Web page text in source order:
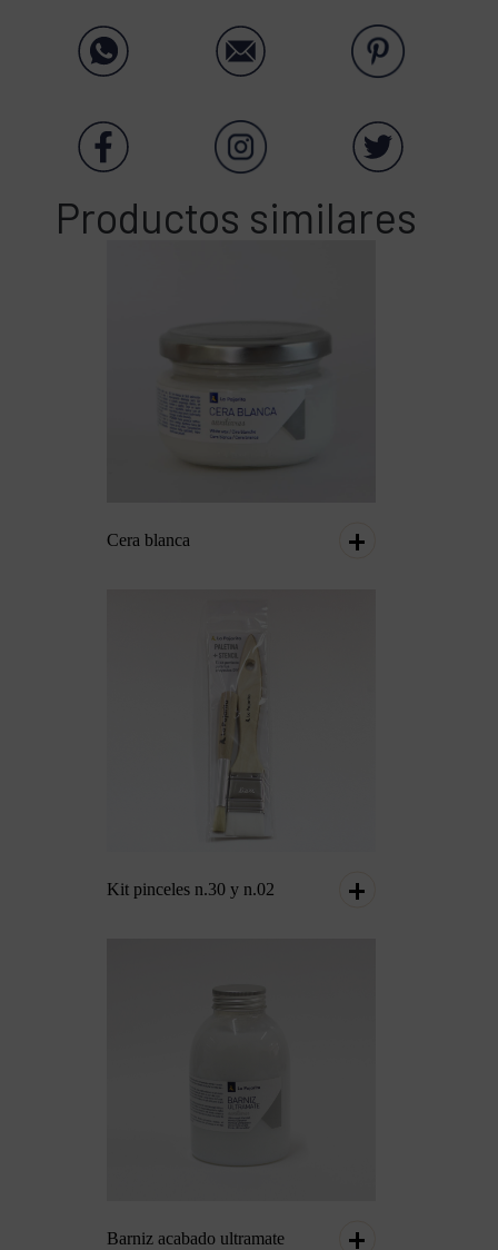
Productos similares
Cera blanca
Kit pinceles n.30 y n.02
Barniz acabado ultramate